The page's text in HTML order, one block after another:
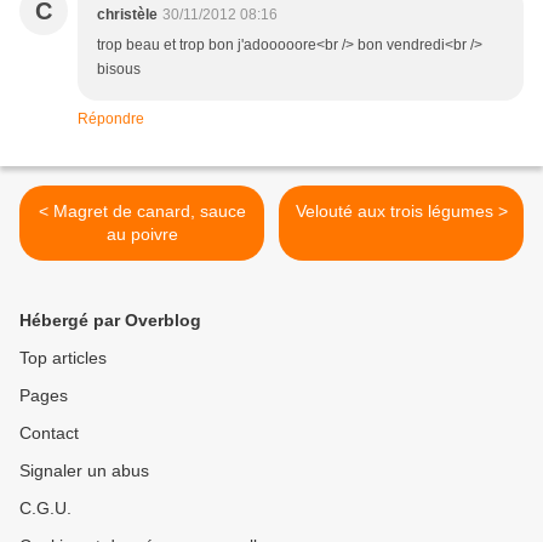
C christèle 30/11/2012 08:16
trop beau et trop bon j'adooooore<br /> bon vendredi<br />
bisous
Répondre
< Magret de canard, sauce
au poivre
Velouté aux trois légumes >
Hébergé par Overblog
Top articles
Pages
Contact
Signaler un abus
C.G.U.